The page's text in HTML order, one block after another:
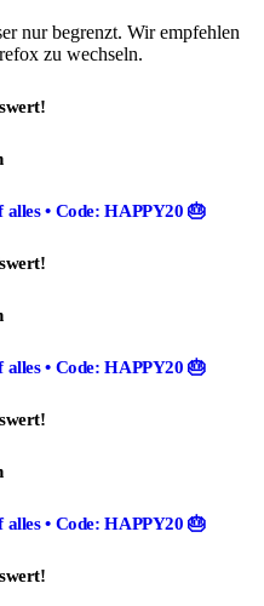
nur begrenzt. Wir empfehlen
zu wechseln.
alles • Code: HAPPY20🎂
alles • Code: HAPPY20🎂
alles • Code: HAPPY20🎂